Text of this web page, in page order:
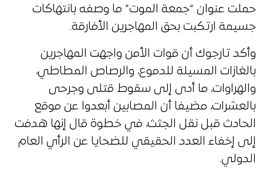
حملت عنوان “جمعة الموت” ما وصفه بانتهاكات
جسيمة ارتكبت بحق المهاجرين الأفارقة.
وأكد تارجوك أن قوات الأمن واجهت المهاجرين
بالغازات المسيلة للدموع، والرصاص المطاطي،
والهراوات، ما أدى إلى سقوط قتلى وجرحى
بالعشرات، مضيفا أن المصابين أبعدوا عن موقع
الحادث قبل نقل الجثث، في خطوة قال إنها هدفت
إلى إخفاء العدد الحقيقي للضحايا عن الرأي العام
الدولي.